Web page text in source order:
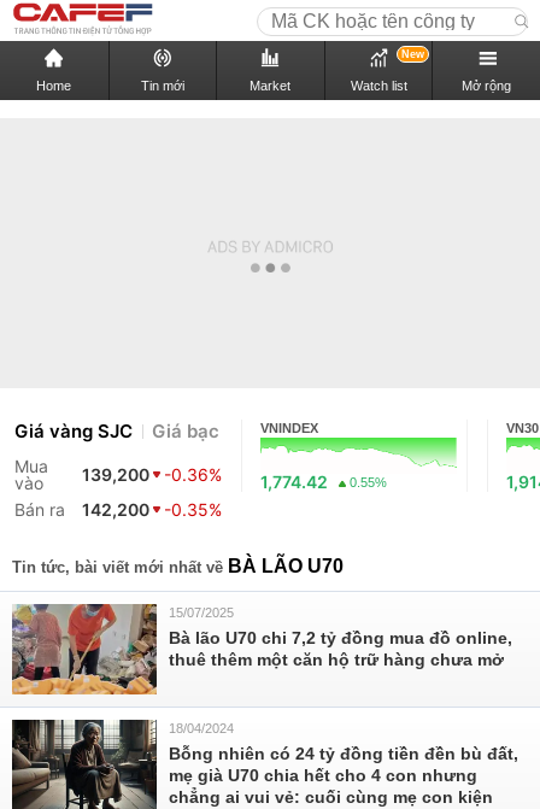
Home Tin mới Market Watch list
New
Mở rộng
Giá vàng SJC Giá bạc
Mua
vào
139,200
-0.36%
Bán ra
142,200 -0.35%
VNINDEX
1,774.42 0.55%
VN30
Tin tức, bài viết mới nhất về BÀ LÃO U70
15/07/2025
Bà lão U70 chi 7,2 tỷ đồng mua đồ online,
thuê thêm một căn hộ trữ hàng chưa mở
18/04/2024
Bỗng nhiên có 24 tỷ đồng tiền đền bù đất,
mẹ già U70 chia hết cho 4 con nhưng
chẳng ai vui vẻ: cuối cùng mẹ con kiện